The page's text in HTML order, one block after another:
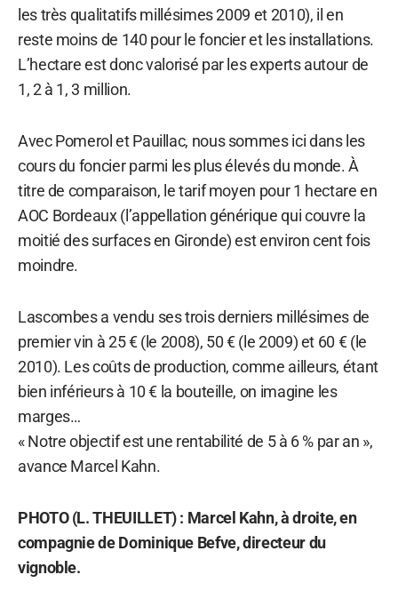
les très qualitatifs millésimes 2009 et 2010), il en
reste moins de 140 pour le foncier et les installations.
L’hectare est donc valorisé par les experts autour de
1, 2 à 1, 3 million.
Avec Pomerol et Pauillac, nous sommes ici dans les
cours du foncier parmi les plus élevés du monde. À
titre de comparaison, le tarif moyen pour 1 hectare en
AOC Bordeaux (l’appellation générique qui couvre la
moitié des surfaces en Gironde) est environ cent fois
moindre.
Lascombes a vendu ses trois derniers millésimes de
premier vin à 25 € (le 2008), 50 € (le 2009) et 60 € (le
2010). Les coûts de production, comme ailleurs, étant
bien inférieurs à 10 € la bouteille, on imagine les
marges…
« Notre objectif est une rentabilité de 5 à 6 % par an »,
avance Marcel Kahn.
PHOTO (L. THEUILLET) : Marcel Kahn, à droite, en
compagnie de Dominique Befve, directeur du
vignoble.